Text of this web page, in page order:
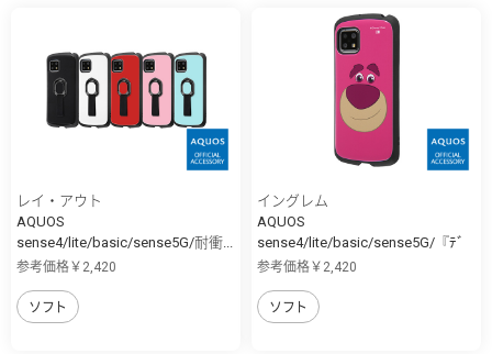
レイ・アウト
AQUOS
sense4/lite/basic/sense5G/耐衝...
参考価格￥2,420
ソフト
イングレム
AQUOS
sense4/lite/basic/sense5G/『ﾃﾞ
ｨ...
参考価格￥2,420
ソフト